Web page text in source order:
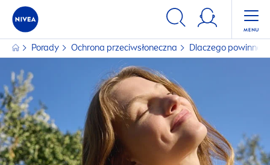
Porady Ochrona przeciwsłoneczna Dlaczego powinnaś